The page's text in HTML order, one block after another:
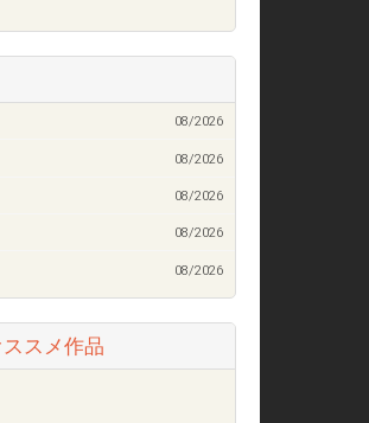
08/2026
08/2026
08/2026
08/2026
08/2026
スメ作品